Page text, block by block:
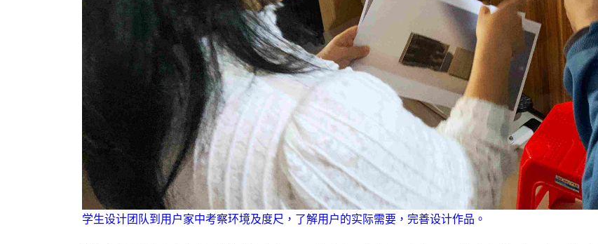
学生设计团队到用户家中考察环境及度尺，了解用户的实际需要，完善设计作品。